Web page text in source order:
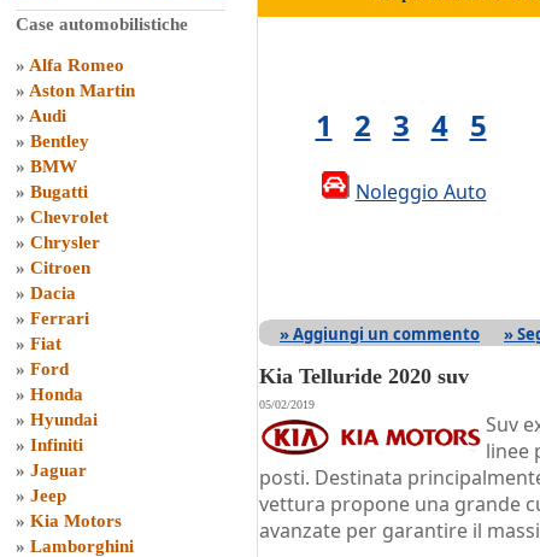
Case automobilistiche
» Alfa Romeo
» Aston Martin
» Audi
» Bentley
» BMW
» Bugatti
» Chevrolet
» Chrysler
» Citroen
» Dacia
» Ferrari
» Fiat
» Ford
» Honda
» Hyundai
» Infiniti
» Jaguar
» Jeep
» Kia Motors
» Lamborghini
1 2 3 4 5
Noleggio Auto
» Aggiungi un commento »
Kia Telluride 2020 suv
05/02/2019
Suv
linee
posti. Destinata
vettura propone una grande
avanzate per garantire il